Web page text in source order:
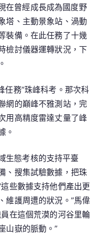
在曾經成長成為國度野
塔、主動景象站、渦動
裝備。在此任務了十幾
檢討儀器運轉狀況，下
任務”珠峰科考。那次科
網的巔峰不雅測站，完
用高精度雷達丈量了峰
。
生態考核的支持平臺
搜集試驗數據，把珠
些數據支持他們產出更
維護周遭的狀況。”馬偉
在這個荒漠的河谷里輪
山嶽的脈動。”